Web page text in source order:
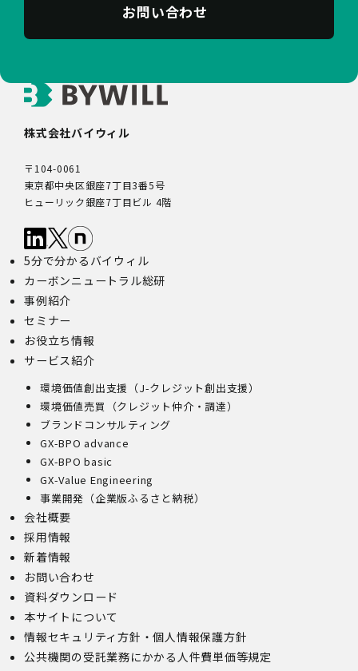
お問い合わせ
株式会社バイウィル
〒104-0061
東京都中央区銀座7丁目3番5号
ヒューリック銀座7丁目ビル 4階
5分で分かるバイウィル
カーボンニュートラル総研
事例紹介
セミナー
お役立ち情報
サービス紹介
環境価値創出支援（J-クレジット創出支援）
環境価値売買（クレジット仲介・調達）
ブランドコンサルティング
GX-BPO advance
GX-BPO basic
GX-Value Engineering
事業開発（企業版ふるさと納税）
会社概要
採用情報
新着情報
お問い合わせ
資料ダウンロード
本サイトについて
情報セキュリティ方針・個人情報保護方針
公共機関の受託業務にかかる人件費単価等規定